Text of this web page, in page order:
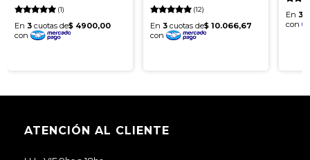
(1) (12)
ATENCIÓN AL CLIENTE